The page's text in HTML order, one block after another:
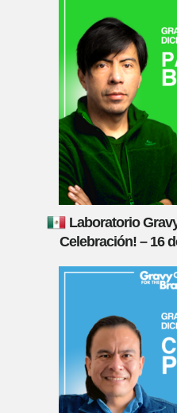
Laboratorio
Celebración! – 16